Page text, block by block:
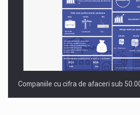
Companiile cu cifra de afaceri sub